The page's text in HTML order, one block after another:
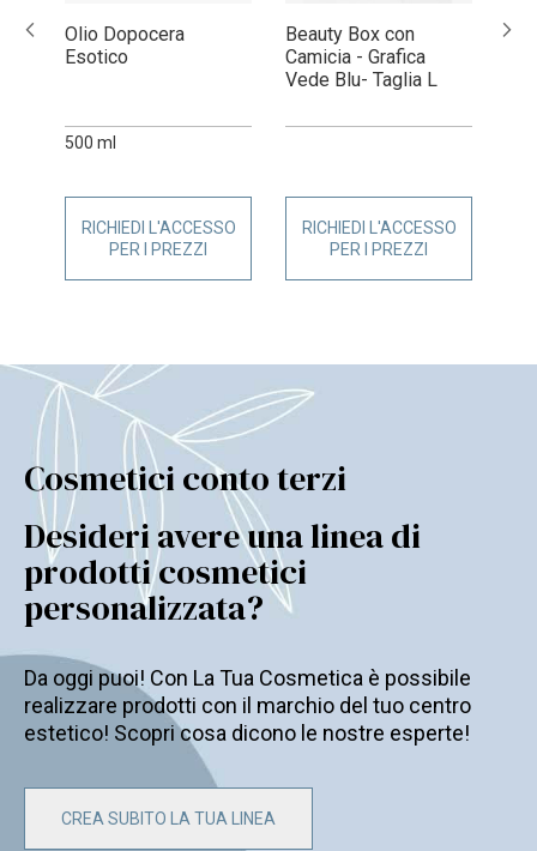
Olio Dopocera
Esotico
500 ml
RICHIEDI L'ACCESSO
PER I PREZZI
Beauty Box con
Camicia - Grafica
Vede Blu- Taglia L
RICHIEDI L'ACCESSO
PER I PREZZI
Cosmetici conto terzi
Desideri avere una linea di
prodotti cosmetici
personalizzata?
Da oggi puoi! Con La Tua Cosmetica è possibile
realizzare prodotti con il marchio del tuo centro
estetico! Scopri cosa dicono le nostre esperte!
CREA SUBITO LA TUA LINEA